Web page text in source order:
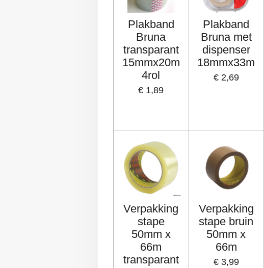
Plakband
Bruna
transparant
15mmx20m
4rol
€ 1,89
Plakband
Bruna met
dispenser
18mmx33m
€ 2,69
Verpakking
stape
50mm x
66m
transparant
Verpakking
stape bruin
50mm x
66m
€ 3,99